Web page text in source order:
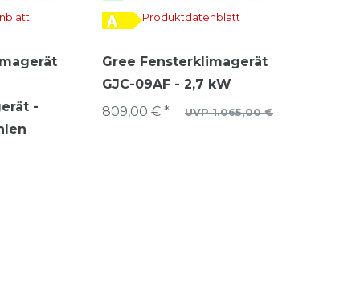
-
Produktdatenblatt
Gree Fensterklimagerät
GJC-09AF - 2,7 kW
UVP 1.065,00 €
809,00 € *